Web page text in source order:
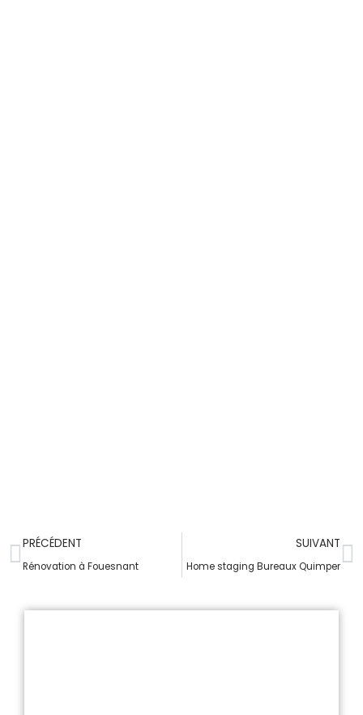
PRÉCÉDENT
Rénovation à Fouesnant
SUIVANT
Home staging Bureaux Quimper